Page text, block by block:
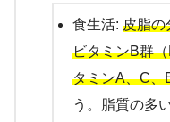
食生活: 皮脂の
ビタミンB群
タミンA、C、
う。脂質の多